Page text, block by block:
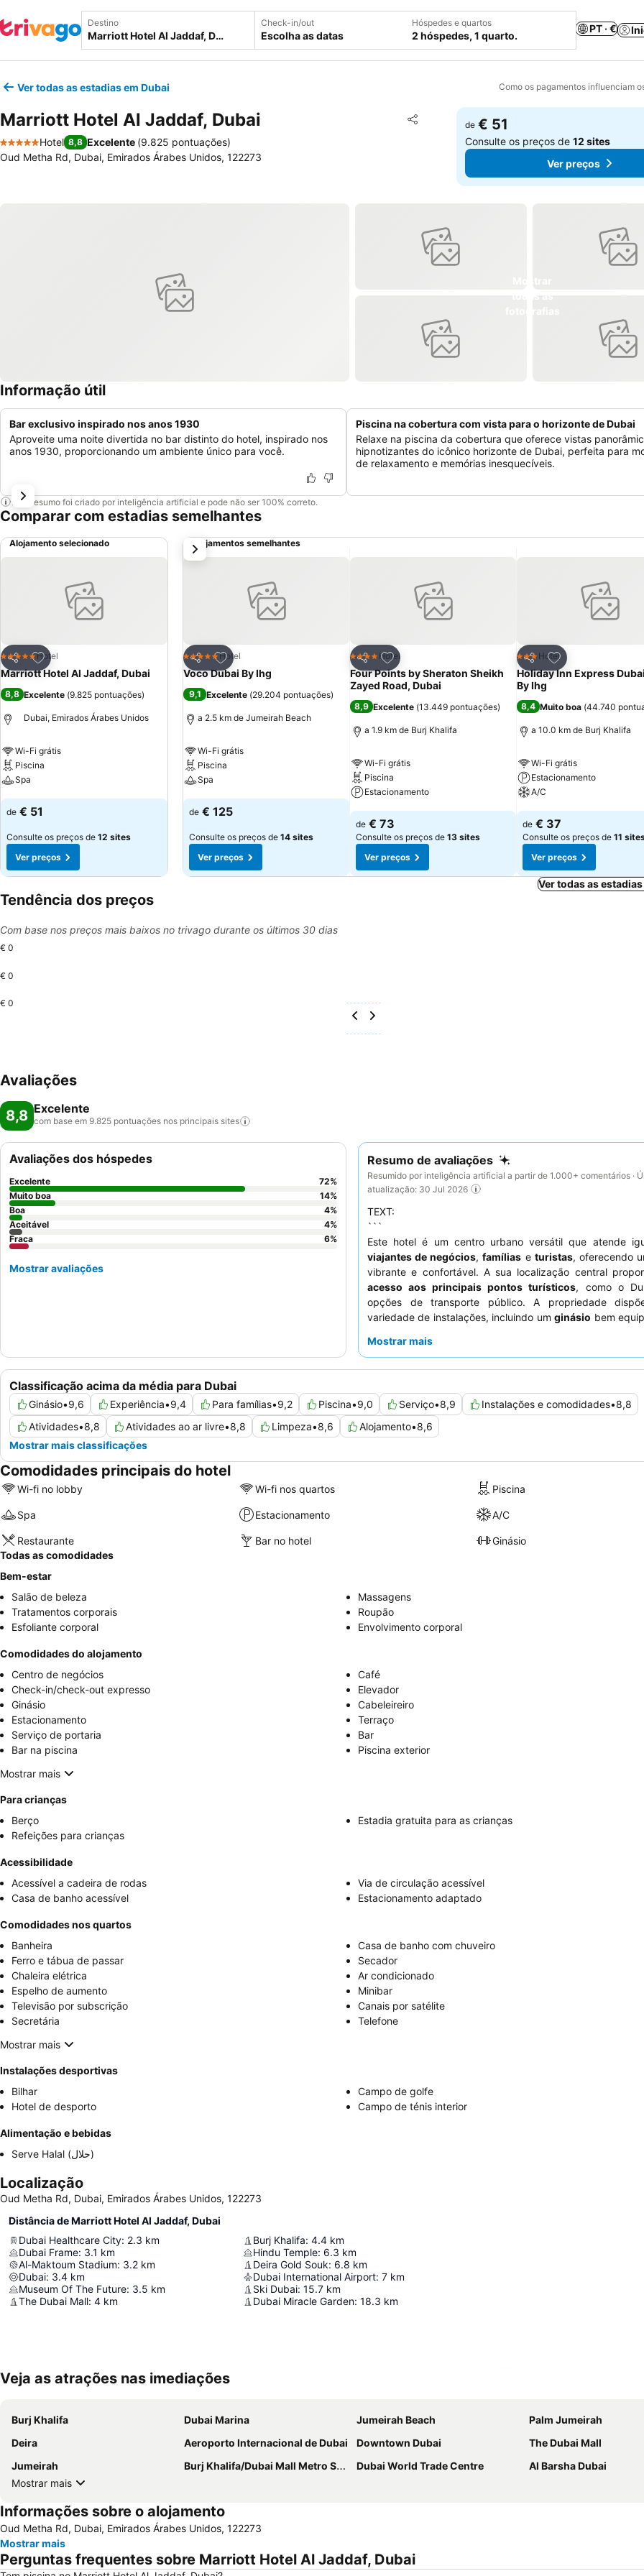
Destino Check-in/out
Escolha as datas
Hóspedes e quartos
2 hóspedes, 1 quarto.
PT · €
Ver todas as estadias em Dubai Como os pagamentos influenciam
Marriott Hotel Al Jaddaf, Dubai Partilhar
Adicionar aos favoritos
5 Estrelas
Hotel 8,8 Excelente (9.825 pontuações)
Oud Metha Rd, Dubai, Emirados Árabes Unidos, 122273
de € 51
Consulte os preços de12 sites
Ver preços
Informação útil
Bar exclusivo inspirado nos anos 1930
Aproveite uma noite divertida no bar distinto do hotel, inspirado nos
anos 1930, proporcionando um ambiente único para você.
Piscina na cobertura com vista para o horizonte de Dubai
Relaxe na piscina da cobertura que oferece vistas
hipnotizantes do icônico horizonte de Dubai, perfeita para
de relaxamento e memórias inesquecíveis.
Este resumo foi criado por inteligência artificial e pode não ser 100% correto.
Comparar com estadias semelhantes
Alojamento selecionado
Partilhar
Adicionar aos favoritos
5 EstrelasHotel
Marriott Hotel Al Jaddaf, Dubai
8,8 Excelente (9.825 pontuações)
Dubai, Emirados Árabes Unidos
Wi-Fi grátis
Piscina
Spa
Ver preços
de € 51
Consulte os preços de 12 sites
Ver preços
Alojamentos semelhantes
Partilhar
Adicionar aos favoritos
5 EstrelasHotel
Voco Dubai By Ihg
9,1 Excelente (29.204 pontuações)
a 2.5 km de Jumeirah Beach
Wi-Fi grátis
Piscina
Spa
Ver preços
de € 125
Consulte os preços de 14 sites
Ver preços
Partilhar
Adicionar aos favoritos
4 EstrelasHotel
Four Points by Sheraton Sheikh
Zayed Road, Dubai
8,9 Excelente (13.449 pontuações)
a 1.9 km de Burj Khalifa
Wi-Fi grátis
Piscina
Estacionamento
Ver preços
de € 73
Consulte os preços de 13 sites
Ver preços
Partilhar
Adicionar aos
3 Estrelas
Hotel
Holiday Inn Express
By Ihg
8,4 Muito boa (44.740
a 10.0 km de Burj Khalifa
Wi-Fi grátis
Estacionamento
A/C
Ver preços
de € 37
Consulte os preços de 11
Ver preços
próximo
Ver todas as
Tendência dos preços
Com base nos preços mais baixos no trivago durante os últimos 30 dias
€ 0
€ 0
€ 0
Avaliações
8,8 Excelente
com base em 9.825 pontuações nos principais sites
Resumo de avaliações
Resumido por inteligência artificial a partir de 1.000+ comentários ·
atualização: 30 Jul 2026
TEXT:
```
Este hotel é um centro urbano versátil que atende
viajantes de negócios,famílias e turistas, oferecendo
vibrante e confortável. A sua localização central
acesso aos principais pontos turísticos, como o
opções de transporte público. A propriedade
variedade de instalações, incluindo umginásio bem
todos os hóspedes. Os hóspedes elogiam
verdadeiramente relaxante, considere utilizar os
de valet parkinge explorar o tranquilo spa.
```
Mostrar mais
Classificação acima da média para Dubai
Ginásio•9,6 Experiência•9,4 Para famílias•9,2 Piscina•9,0 Serviço•8,9 Instalações e comodidades•8,8
Atividades•8,8 Atividades ao ar livre•8,8 Limpeza•8,6 Alojamento•8,6
Mostrar mais classificações
Avaliações dos hóspedes
Excelente 72%
Muito boa
14%
Boa
4%
Aceitável
4%
Fraca
6%
Mostrar avaliações
Comodidades principais do hotel
Wi-fi no lobby Wi-fi nos quartos Piscina
Spa Estacionamento A/C
Restaurante Bar no hotel
Ginásio
Todas as comodidades
Bem-estar
Salão de beleza
Massagens
Tratamentos corporais
Roupão
Esfoliante corporal
Envolvimento corporal
Comodidades do alojamento
Centro de negócios
Café
Check-in/check-out expresso
Elevador
Ginásio
Cabeleireiro
Estacionamento
Terraço
Serviço de portaria
Bar
Bar na piscina
Piscina exterior
Mostrar mais
Para crianças
Berço
Estadia gratuita para as crianças
Refeições para crianças
Acessibilidade
Acessível a cadeira de rodas
Via de circulação acessível
Casa de banho acessível
Estacionamento adaptado
Comodidades nos quartos
Banheira
Casa de banho com chuveiro
Ferro e tábua de passar
Secador
Chaleira elétrica
Ar condicionado
Espelho de aumento
Minibar
Televisão por subscrição
Canais por satélite
Secretária
Telefone
Mostrar mais
Instalações desportivas
Bilhar
Campo de golfe
Hotel de desporto
Campo de ténis interior
Alimentação e bebidas
Serve Halal (حلال)
Localização
Oud Metha Rd, Dubai, Emirados Árabes Unidos, 122273
Distância de Marriott Hotel Al Jaddaf, Dubai
Dubai Healthcare City: 2.3 km
Dubai Frame: 3.1 km
Al-Maktoum Stadium: 3.2 km
Dubai: 3.4 km
Museum Of The Future: 3.5 km
The Dubai Mall: 4 km
Burj Khalifa: 4.4 km
Hindu Temple: 6.3 km
Deira Gold Souk: 6.8 km
Dubai International Airport: 7 km
Ski Dubai: 15.7 km
Dubai Miracle Garden: 18.3 km
Veja as atrações nas imediações
Burj Khalifa Dubai Marina Jumeirah Beach
Palm Jumeirah
Deira
Aeroporto Internacional de Dubai Downtown Dubai
The Dubai Mall
Jumeirah
Burj Khalifa/Dubai Mall Metro Station Dubai World Trade Centre
Al Barsha Dubai
Mostrar mais
Informações sobre o alojamento
Oud Metha Rd, Dubai, Emirados Árabes Unidos, 122273
Mostrar mais
Perguntas frequentes sobre Marriott Hotel Al Jaddaf, Dubai